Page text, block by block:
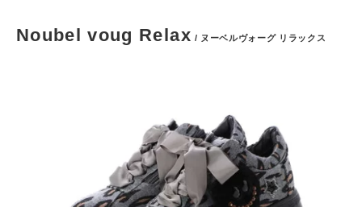
Noubel voug Relax / ヌーベルヴォーグ リラックス